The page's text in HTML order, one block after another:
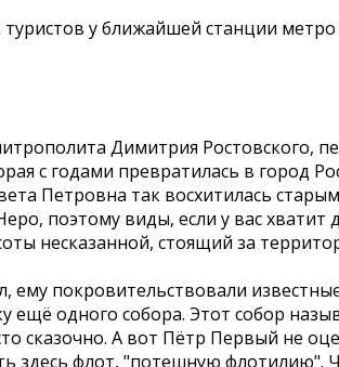
у ближайшей станции метро
Димитрия Ростовского,
с годами превратилась в город
Петровна так восхитилась
поэтому виды, если у вас хватит
несказанной, стоящий за
покровительствовали
одного собора. Этот собор
А вот Пётр Первый не
здесь флот, "потешную флотилию".